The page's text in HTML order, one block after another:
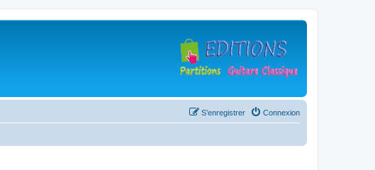
Connexion
S’enregistrer